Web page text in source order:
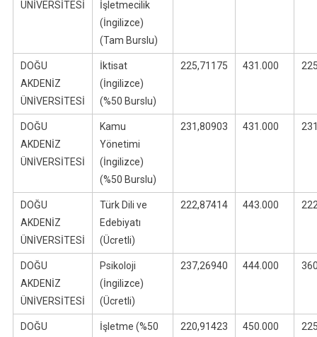
ÜNİVERSİTESİ
İşletmecilik
(İngilizce)
(Tam Burslu)
DOĞU
AKDENİZ
ÜNİVERSİTESİ
İktisat
(İngilizce)
(%50 Burslu)
225,71175 431.000
DOĞU
AKDENİZ
ÜNİVERSİTESİ
Kamu
Yönetimi
(İngilizce)
(%50 Burslu)
231,80903 431.000
DOĞU
AKDENİZ
ÜNİVERSİTESİ
Türk Dili ve
Edebiyatı
(Ücretli)
222,87414 443.000
DOĞU
AKDENİZ
ÜNİVERSİTESİ
Psikoloji
(İngilizce)
(Ücretli)
237,26940 444.000
DOĞU
İşletme (%50
220,91423 450.000